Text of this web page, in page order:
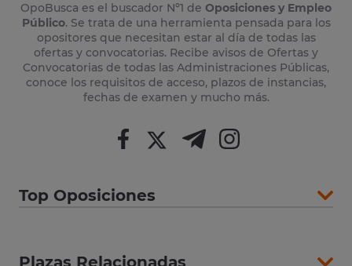
OpoBusca es el buscador Nº1 de Oposiciones y Empleo
Público. Se trata de una herramienta pensada para los
opositores que necesitan estar al día de todas las
ofertas y convocatorias. Recibe avisos de Ofertas y
Convocatorias de todas las Administraciones Públicas,
conoce los requisitos de acceso, plazos de instancias,
fechas de examen y mucho más.
Top Oposiciones
Plazas Relacionadas